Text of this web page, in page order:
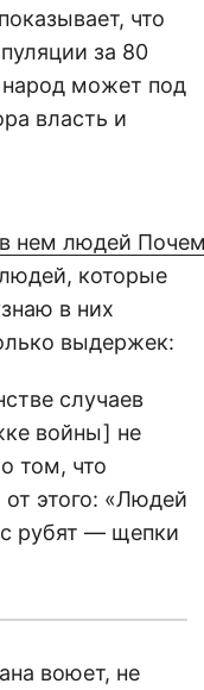
что
за 80
может под
власть и
нем людей
которые
в них
выдержек:
случаев
войны] не
том, что
этого: «Людей
рубят — щепки
воюет, не